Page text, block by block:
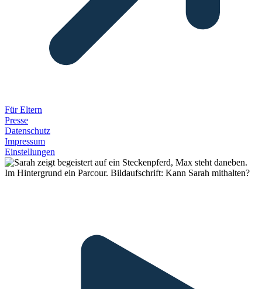
Für Eltern
Presse
Datenschutz
Impressum
Einstellungen